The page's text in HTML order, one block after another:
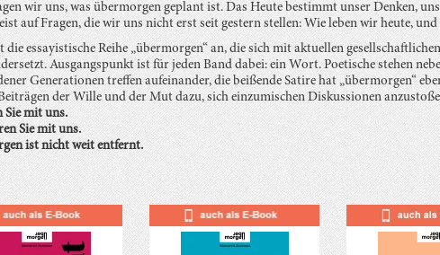
wir uns, was übermorgen geplant ist. Das Heute bestimmt unser Denken,
auf Fragen, die wir uns nicht erst seit gestern stellen: Wie leben wir heute,
die essayistische Reihe „übermorgen“ an, die sich mit aktuellen
Ausgangspunkt ist für jeden Band dabei: ein Wort. Poetische stehen
Generationen treffen aufeinander, die beißende Satire hat „übermorgen“
der Wille und der Mut dazu, sich einzumischen Diskussionen
Sie mit uns.
Sie mit uns.
ist nicht weit entfernt.